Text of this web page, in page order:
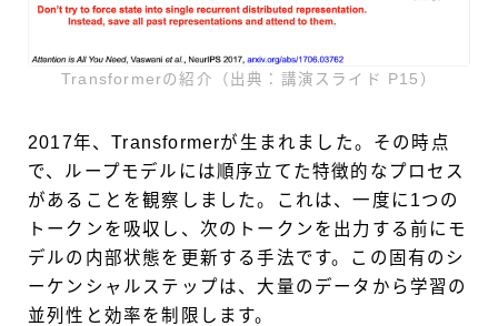
Transformerの紹介（出典：講演スライド P15）
2017年、Transformerが生まれました。その時点
で、ループモデルには順序立てた特徴的なプロセス
があることを観察しました。これは、一度に1つの
トークンを吸収し、次のトークンを出力する前にモ
デルの内部状態を更新する手法です。この固有のシ
ーケンシャルステップは、大量のデータから学習の
並列性と効率を制限します。